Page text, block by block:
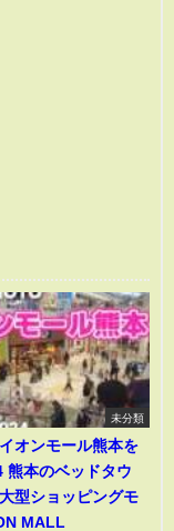
未分類
イオンモール熊本を
熊本のベッドタウ
型ショッピングモ
MALL